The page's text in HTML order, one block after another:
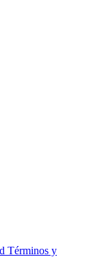
Términos y